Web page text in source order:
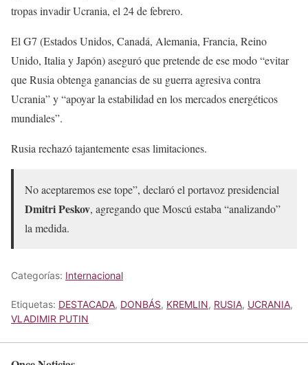
tropas invadir Ucrania, el 24 de febrero.
El G7 (Estados Unidos, Canadá, Alemania, Francia, Reino
Unido, Italia y Japón) aseguró que pretende de ese modo “evitar
que Rusia obtenga ganancias de su guerra agresiva contra
Ucrania” y “apoyar la estabilidad en los mercados energéticos
mundiales”.
Rusia rechazó tajantemente esas limitaciones.
No aceptaremos ese tope”, declaró el portavoz presidencial
Dmitri Peskov, agregando que Moscú estaba “analizando”
la medida.
Categorías: Internacional
Etiquetas: DESTACADA, DONBÁS, KREMLIN, RUSIA, UCRANIA,
VLADIMIR PUTIN